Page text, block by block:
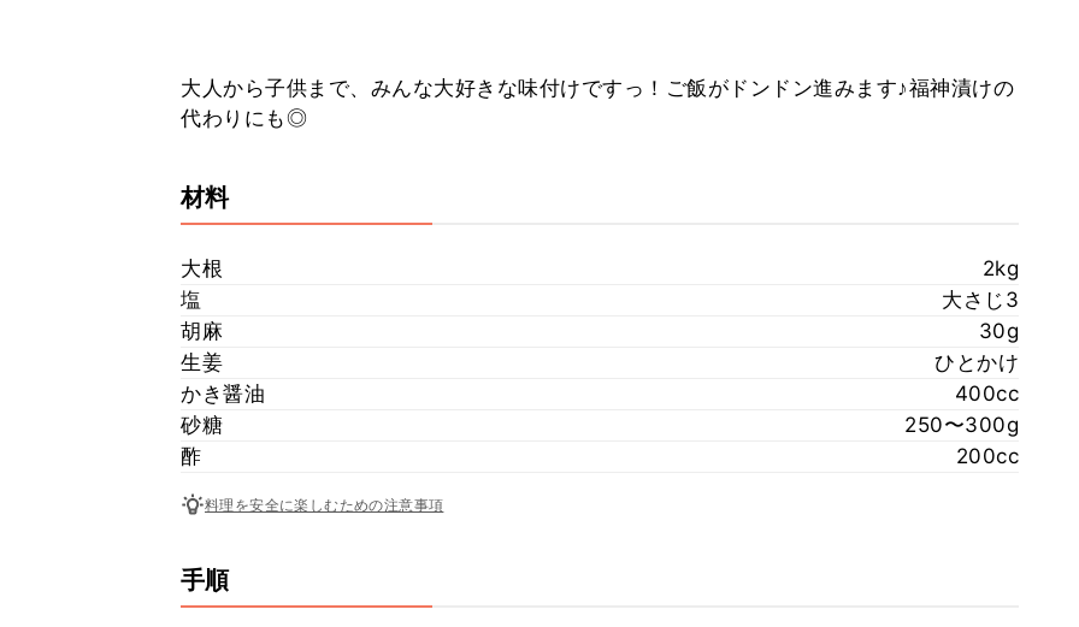
大人から子供まで、みんな大好きな味付けですっ！ご飯がドンドン進みます♪福神漬けの
代わりにも◎
材料
大根
2kg
塩
大さじ3
胡麻
30g
生姜
ひとかけ
かき醤油
400cc
砂糖
250〜300g
酢
200cc
料理を安全に楽しむための注意事項
手順